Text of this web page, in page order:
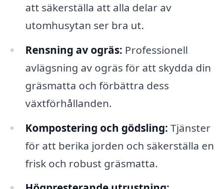
att säkerställa att alla delar av
utomhusytan ser bra ut.
Rensning av ogräs: Professionell
avlägsning av ogräs för att skydda din
gräsmatta och förbättra dess
växtförhållanden.
Kompostering och gödsling: Tjänster
för att berika jorden och säkerställa en
frisk och robust gräsmatta.